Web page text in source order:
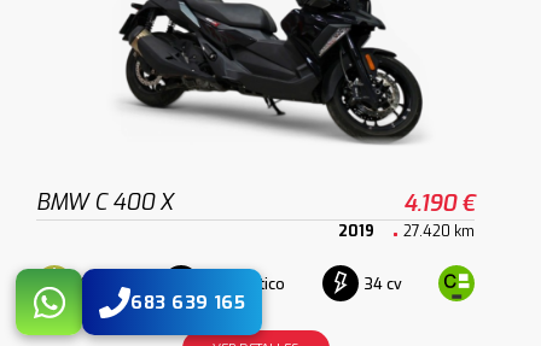
BMW C 400 X 4.190 €
2019 27.420 km
Gasolina Automático 34 cv
683 639 165